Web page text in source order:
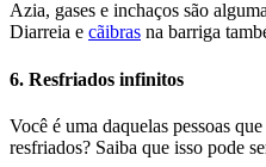
Azia, gases e inchaços são
Diarreia e cãibras na barriga
6. Resfriados infinitos
Você é uma daquelas pessoas que
resfriados? Saiba que isso pode